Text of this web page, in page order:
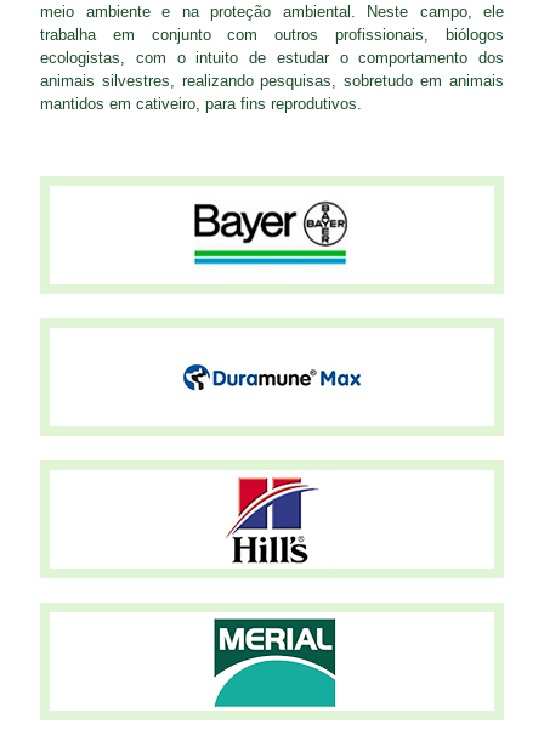
meio ambiente e na proteção ambiental. Neste campo, ele
trabalha em conjunto com outros profissionais, biólogos
ecologistas, com o intuito de estudar o comportamento dos
animais silvestres, realizando pesquisas, sobretudo em animais
mantidos em cativeiro, para fins reprodutivos.